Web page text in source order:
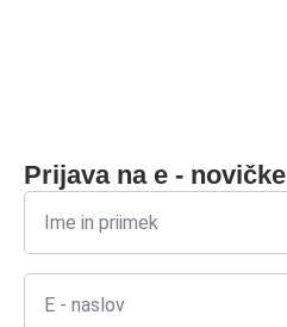
Prijava na e - novičke